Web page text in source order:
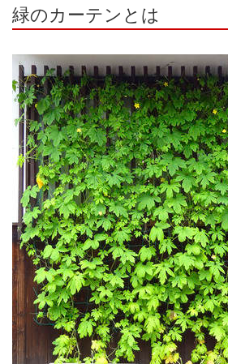
緑のカーテンとは